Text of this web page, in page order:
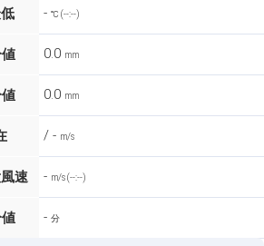
- ℃ (--:--)
0.0 mm
0.0 mm
/ - m/s
速 - m/s (--:--)
- 分